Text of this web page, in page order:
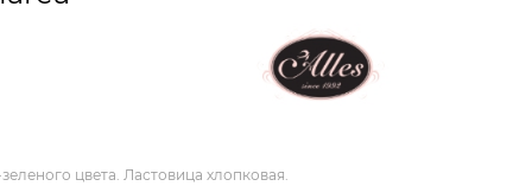
цвета. Ластовица хлопковая.